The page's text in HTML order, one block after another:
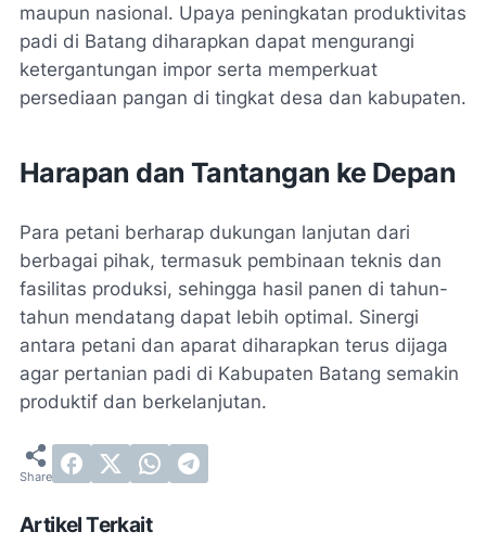
maupun nasional. Upaya peningkatan produktivitas
padi di Batang diharapkan dapat mengurangi
ketergantungan impor serta memperkuat
persediaan pangan di tingkat desa dan kabupaten.
Harapan dan Tantangan ke Depan
Para petani berharap dukungan lanjutan dari
berbagai pihak, termasuk pembinaan teknis dan
fasilitas produksi, sehingga hasil panen di tahun-
tahun mendatang dapat lebih optimal. Sinergi
antara petani dan aparat diharapkan terus dijaga
agar pertanian padi di Kabupaten Batang semakin
produktif dan berkelanjutan.
Artikel Terkait